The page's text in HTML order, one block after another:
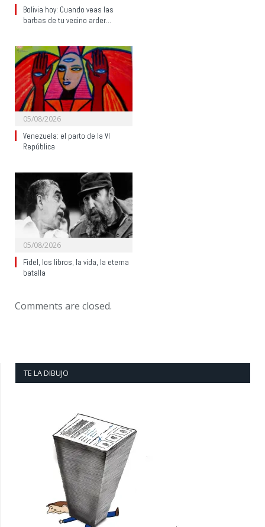
Bolivia hoy: Cuando veas las
barbas de tu vecino arder…
05/08/2026
Venezuela: el parto de la VI
República
05/08/2026
Fidel, los libros, la vida, la eterna
batalla
Comments are closed.
TE LA DIBUJO